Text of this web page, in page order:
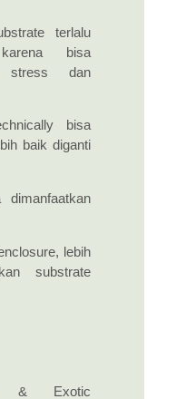
terlalu
bisa
stress dan
bisa
baik diganti
lebih
substrate
& Exotic